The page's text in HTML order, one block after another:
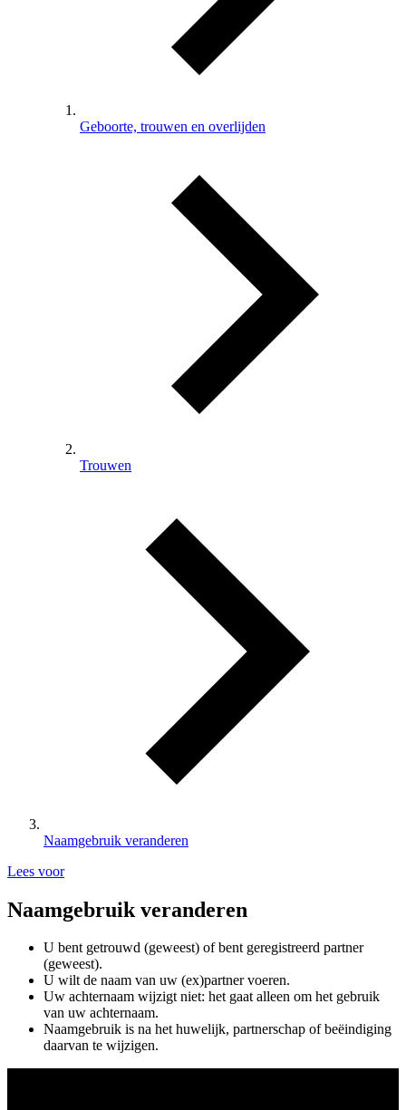
Geboorte, trouwen en overlijden
Trouwen
Naamgebruik veranderen
Lees voor
Naamgebruik veranderen
U bent getrouwd (geweest) of bent geregistreerd partner
(geweest).
U wilt de naam van uw (ex)partner voeren.
Uw achternaam wijzigt niet: het gaat alleen om het gebruik
van uw achternaam.
Naamgebruik is na het huwelijk, partnerschap of beëindiging
daarvan te wijzigen.